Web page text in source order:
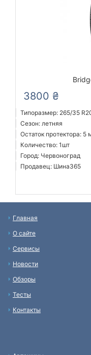
3800 ₴
Типоразмер: 265/35
Сезон: летняя
Остаток протектора: 5
Количество: 1шт
Город: Червоноград
Продавец: Шина365
Главная
О сайте
Сервисы
Новости
Обзоры
Тесты
Контакты